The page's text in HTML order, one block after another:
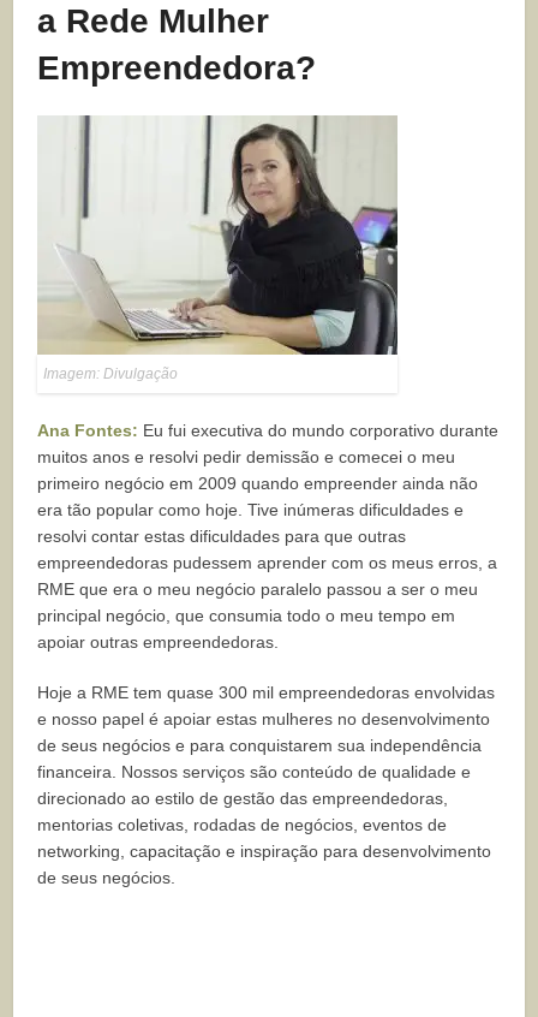
a Rede Mulher
Empreendedora?
Imagem: Divulgação
Ana Fontes: Eu fui executiva do mundo corporativo durante
muitos anos e resolvi pedir demissão e comecei o meu
primeiro negócio em 2009 quando empreender ainda não
era tão popular como hoje. Tive inúmeras dificuldades e
resolvi contar estas dificuldades para que outras
empreendedoras pudessem aprender com os meus erros, a
RME que era o meu negócio paralelo passou a ser o meu
principal negócio, que consumia todo o meu tempo em
apoiar outras empreendedoras.
Hoje a RME tem quase 300 mil empreendedoras envolvidas
e nosso papel é apoiar estas mulheres no desenvolvimento
de seus negócios e para conquistarem sua independência
financeira. Nossos serviços são conteúdo de qualidade e
direcionado ao estilo de gestão das empreendedoras,
mentorias coletivas, rodadas de negócios, eventos de
networking, capacitação e inspiração para desenvolvimento
de seus negócios.